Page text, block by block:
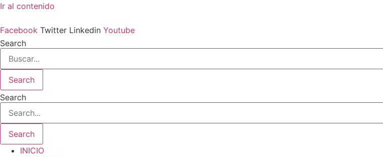
Ir al contenido
Facebook Twitter Linkedin Youtube
Search
Search
Search
Search
INICIO